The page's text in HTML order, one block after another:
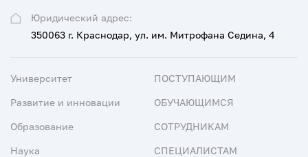
Юридический адрес:
350063 г. Краснодар, ул. им. Митрофана Седина, 4
Университет
Развитие и инновации
Образование
Наука
ПОСТУПАЮЩИМ
ОБУЧАЮЩИМСЯ
СОТРУДНИКАМ
СПЕЦИАЛИСТАМ